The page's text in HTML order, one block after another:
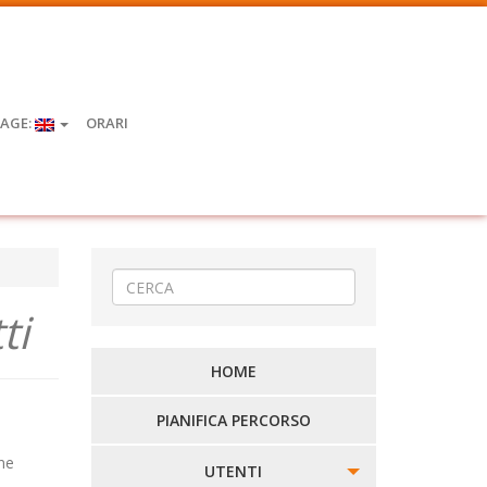
ORARI
HOME
PIANIFICA PERCORSO
UTENTI